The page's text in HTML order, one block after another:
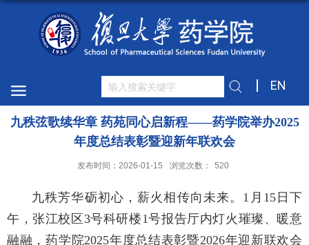
EN
九秩弦歌续华章 药苑同心启新程——药学院举办2025
年度总结表彰暨迎新年联欢会
发布时间：2026-01-15 浏览次数： 520
九秩芳华砺初心，薪火相传向未来。1月15日下
午，张江校区3号科研楼1号报告厅内灯火璀璨、暖意
融融，药学院2025年度总结表彰暨2026年迎新联欢会